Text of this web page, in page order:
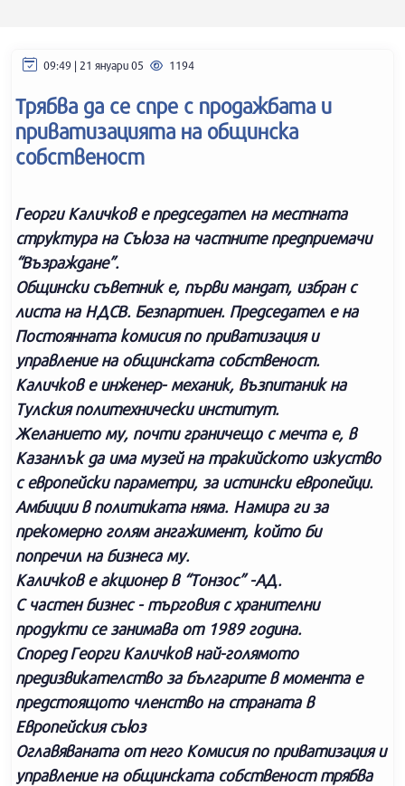
09:49 | 21 януари 05 1194
Трябва да се спре с продажбата и
приватизацията на общинска
собственост
Георги Каличков е председател на местната
структура на Съюза на частните предприемачи
“Възраждане”.
Общински съветник е, първи мандат, избран с
листа на НДСВ. Безпартиен. Председател е на
Постоянната комисия по приватизация и
управление на общинската собственост.
Каличков е инженер- механик, възпитаник на
Тулския политехнически институт.
Желанието му, почти граничещо с мечта е, в
Казанлък да има музей на тракийското изкуство
с европейски параметри, за истински европейци.
Амбиции в политиката няма. Намира ги за
прекомерно голям ангажимент, който би
попречил на бизнеса му.
Каличков е акционер в “Тонзос” -АД.
С частен бизнес - търговия с хранителни
продукти се занимава от 1989 година.
Според Георги Каличков най-голямото
предизвикателство за българите в момента е
предстоящото членство на страната в
Европейския съюз
Оглавяваната от него Комисия по приватизация и
управление на общинската собственост трябва